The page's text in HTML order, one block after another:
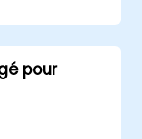
et aux
Le
à travers
le
pour